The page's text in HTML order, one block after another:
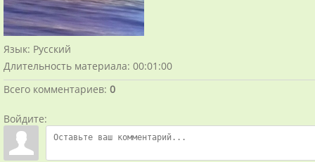
Язык: Русский
Длительность материала: 00:01:00
Всего комментариев: 0
Войдите: